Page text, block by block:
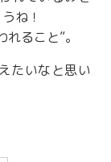
ね！
ること”。
たいなと思い